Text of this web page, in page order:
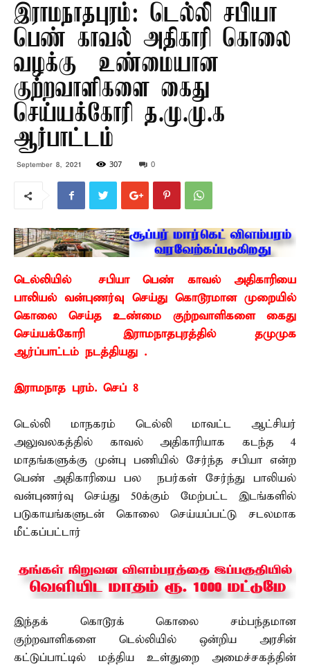
இராமநாதபுரம்: டெல்லி சபியா
பெண் காவல் அதிகாரி கொலை
வழக்கு – உண்மையான
குற்றவாளிகளை கைது
செய்யக்கோரி த.மு.மு.க
ஆர்பாட்டம்
September 8, 2021 307 0
டெல்லியில் சபியா பெண் காவல் அதிகாரியை
பாலியல் வன்புணர்வு செய்து கொடூரமான முறையில்
கொலை செய்த உண்மை குற்றவாளிகளை கைது
செய்யக்கோரி இராமநாதபுரத்தில் தமுமுக
ஆர்ப்பாட்டம் நடத்தியது .
இராமநாத புரம். செப் 8 –
டெல்லி மாநகரம் டெல்லி மாவட்ட ஆட்சியர்
அலுவலகத்தில் காவல் அதிகாரியாக கடந்த 4
மாதங்களுக்கு முன்பு பணியில் சேர்ந்த சபியா என்ற
பெண் அதிகாரியை பல நபர்கள் சேர்ந்து பாலியல்
வன்புணர்வு செய்து 50க்கும் மேற்பட்ட இடங்களில்
படுகாயங்களுடன் கொலை செய்யப்பட்டு சடலமாக
மீட்கப்பட்டார்
இந்தக் கொடூரக் கொலை சம்பந்தமான
குற்றவாளிகளை டெல்லியில் ஒன்றிய அரசின்
கட்டுப்பாட்டில் மத்திய உள்துறை அமைச்சகத்தின்